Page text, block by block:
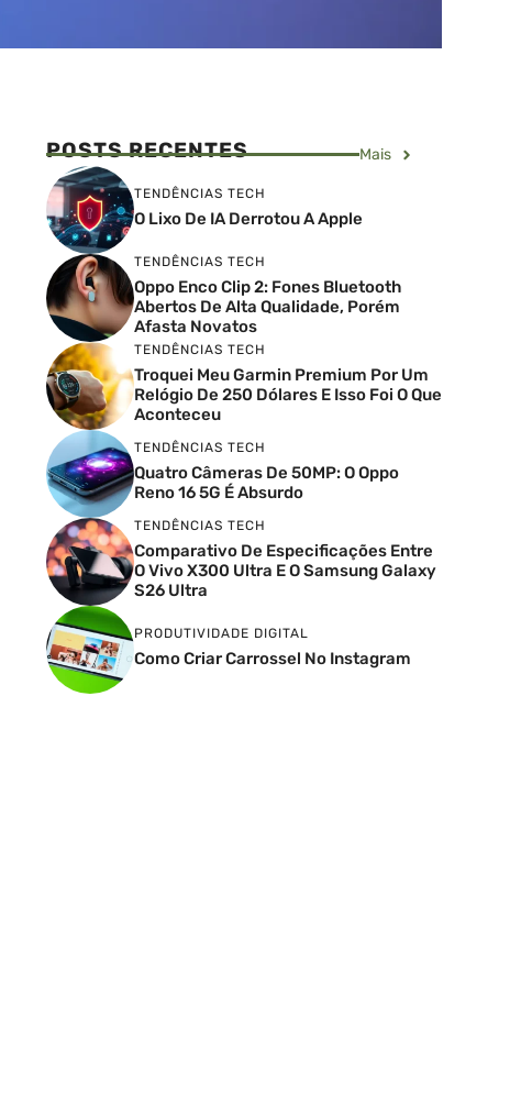
POSTS RECENTES Mais
TENDÊNCIAS TECH
O Lixo De IA Derrotou A Apple
TENDÊNCIAS TECH
Oppo Enco Clip 2: Fones Bluetooth
Abertos De Alta Qualidade, Porém
Afasta Novatos
TENDÊNCIAS TECH
Troquei Meu Garmin Premium Por Um
Relógio De 250 Dólares E Isso Foi O Que
Aconteceu
TENDÊNCIAS TECH
Quatro Câmeras De 50MP: O Oppo
Reno 16 5G É Absurdo
TENDÊNCIAS TECH
Comparativo De Especificações Entre
O Vivo X300 Ultra E O Samsung Galaxy
S26 Ultra
PRODUTIVIDADE DIGITAL
Como Criar Carrossel No Instagram